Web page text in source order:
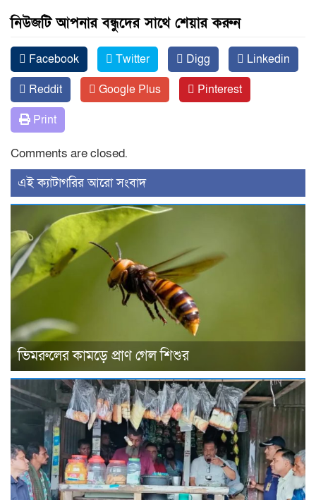
নিউজটি আপনার বন্ধুদের সাথে শেয়ার করুন
Facebook Twitter Digg
Linkedin
Reddit
Google Plus
Pinterest
Print
Comments are closed.
‍এই ক্যাটাগরির ‍আরো সংবাদ
ভিমরুলের কামড়ে প্রাণ গেল শিশুর